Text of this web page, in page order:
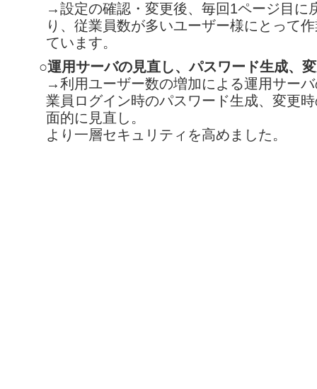
→設定の確認・変更後、毎回1ページ目に
り、従業員数が多いユーザー様にとって
ています。
○運用サーバの見直し、パスワード生成、
→利用ユーザー数の増加による運用サー
業員ログイン時のパスワード生成、変更
面的に見直し。
より一層セキュリティを高めました。